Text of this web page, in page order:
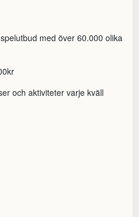
med över 60.000 olika
och aktiviteter varje kväll